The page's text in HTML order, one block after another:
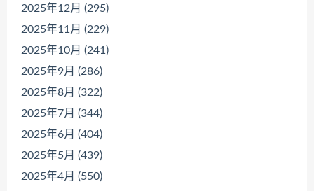
2025年12月 (295)
2025年11月 (229)
2025年10月 (241)
2025年9月 (286)
2025年8月 (322)
2025年7月 (344)
2025年6月 (404)
2025年5月 (439)
2025年4月 (550)